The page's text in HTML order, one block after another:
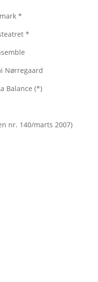
*
*
Nørregaard
Balance (*)
nr. 140/marts 2007)